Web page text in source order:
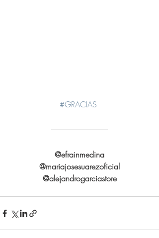
#GRACIAS
@efrainmedina
@mariajosesuarezoficial
@alejandrogarciastore